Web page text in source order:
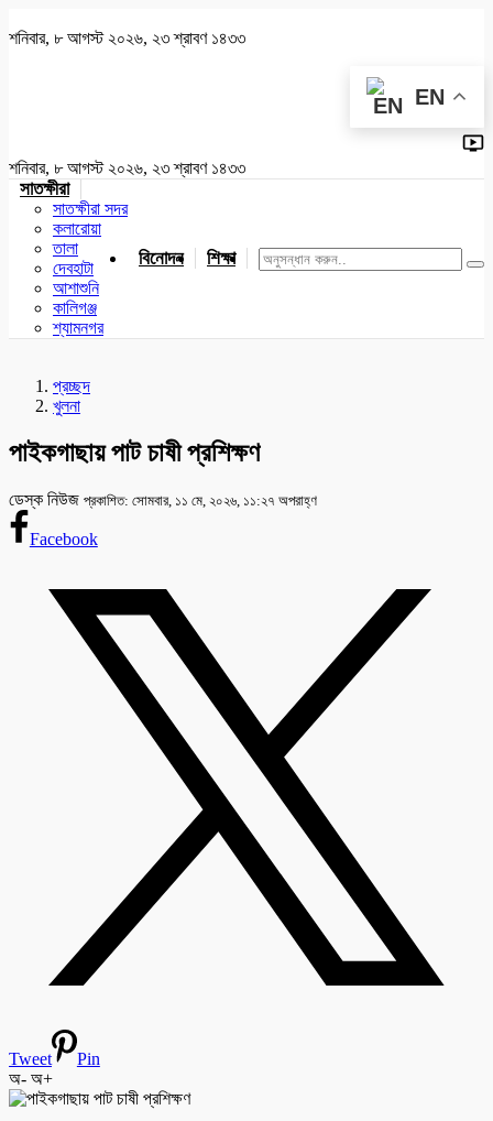
শনিবার, ৮ আগস্ট ২০২৬, ২৩ শ্রাবণ ১৪৩৩
EN
শনিবার, ৮ আগস্ট ২০২৬, ২৩ শ্রাবণ ১৪৩৩
সাতক্ষীরা
সাতক্ষীরা সদর
কলারোয়া
তালা
দেবহাটা
আশাশুনি
কালিগঞ্জ
শ্যামনগর
বিনোদন শিক্ষা খেলাধুলা জাতীয় যশোর
প্রচ্ছদ
খুলনা
পাইকগাছায় পাট চাষী প্রশিক্ষণ
ডেস্ক নিউজ প্রকাশিত: সোমবার, ১১ মে, ২০২৬, ১১:২৭ অপরাহ্ণ
Facebook
Tweet
Pin
অ- অ+